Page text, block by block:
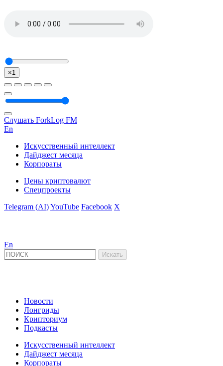
×1
Слушать ForkLog FM
En
Искусственный интеллект
Дайджест месяца
Корпораты
Цены криптовалют
Спецпроекты
Telegram (AI)YouTube Facebook X
En
Новости
Лонгриды
Крипториум
Подкасты
Искусственный интеллект
Дайджест месяца
Корпораты